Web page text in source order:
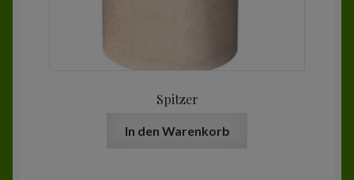
Spitzer
In den Warenkorb